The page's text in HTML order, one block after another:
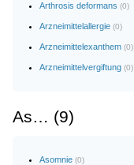
Arthrosis deformans (0)
Arzneimittelallergie (0)
Arzneimittelexanthem (0)
Arzneimittelvergiftung (0)
As… (9)
Asomnie (0)